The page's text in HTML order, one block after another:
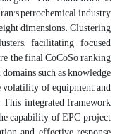
petrochemical industry
dimensions. Clustering
facilitating focused
the final CoCoSo ranking
such as knowledge
volatility of equipment, and
integrated framework
capability of EPC project